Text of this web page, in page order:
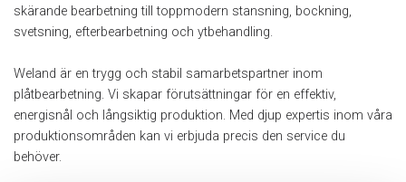
skärande bearbetning till toppmodern stansning, bockning,
svetsning, efterbearbetning och ytbehandling.
Weland är en trygg och stabil samarbetspartner inom
plåtbearbetning. Vi skapar förutsättningar för en effektiv,
energisnål och långsiktig produktion. Med djup expertis inom våra
produktionsområden kan vi erbjuda precis den service du
behöver.